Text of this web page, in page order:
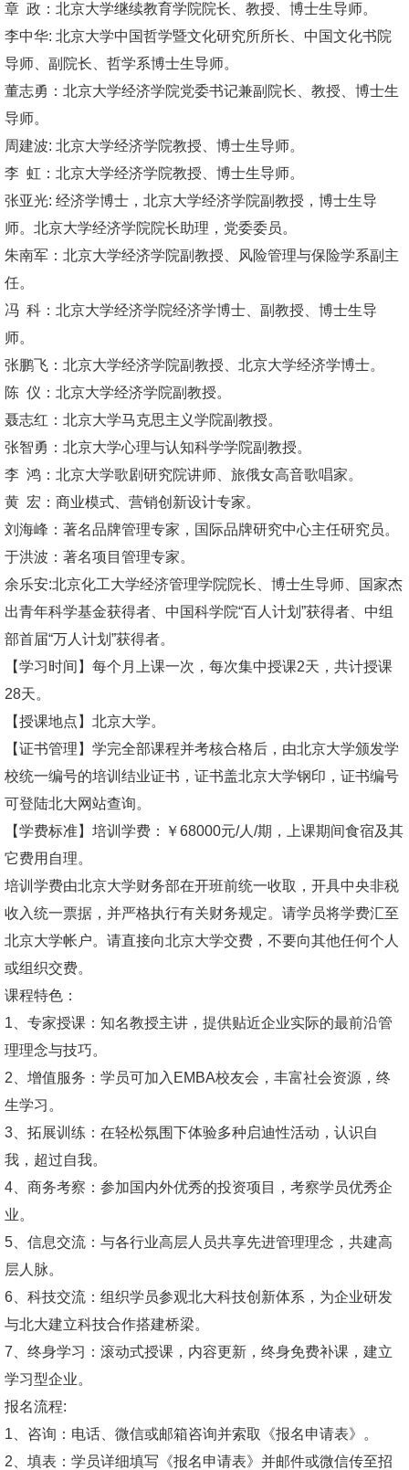
章 政：北京大学继续教育学院院长、教授、博士生导师。
李中华: 北京大学中国哲学暨文化研究所所长、中国文化书院
导师、副院长、哲学系博士生导师。
董志勇：北京大学经济学院党委书记兼副院长、教授、博士生
导师。
周建波: 北京大学经济学院教授、博士生导师。
李 虹：北京大学经济学院教授、博士生导师。
张亚光: 经济学博士，北京大学经济学院副教授，博士生导
师。北京大学经济学院院长助理，党委委员。
朱南军：北京大学经济学院副教授、风险管理与保险学系副主
任。
冯 科：北京大学经济学院经济学博士、副教授、博士生导
师。
张鹏飞：北京大学经济学院副教授、北京大学经济学博士。
陈 仪：北京大学经济学院副教授。
聂志红：北京大学马克思主义学院副教授。
张智勇：北京大学心理与认知科学学院副教授。
李 鸿：北京大学歌剧研究院讲师、旅俄女高音歌唱家。
黄 宏：商业模式、营销创新设计专家。
刘海峰：著名品牌管理专家，国际品牌研究中心主任研究员。
于洪波：著名项目管理专家。
余乐安:北京化工大学经济管理学院院长、博士生导师、国家杰
出青年科学基金获得者、中国科学院“百人计划”获得者、中组
部首届“万人计划”获得者。
【学习时间】每个月上课一次，每次集中授课2天，共计授课
28天。
【授课地点】北京大学。
【证书管理】学完全部课程并考核合格后，由北京大学颁发学
校统一编号的培训结业证书，证书盖北京大学钢印，证书编号
可登陆北大网站查询。
【学费标准】培训学费：￥68000元/人/期，上课期间食宿及其
它费用自理。
培训学费由北京大学财务部在开班前统一收取，开具中央非税
收入统一票据，并严格执行有关财务规定。请学员将学费汇至
北京大学帐户。请直接向北京大学交费，不要向其他任何个人
或组织交费。
课程特色：
1、专家授课：知名教授主讲，提供贴近企业实际的最前沿管
理理念与技巧。
2、增值服务：学员可加入EMBA校友会，丰富社会资源，终
生学习。
3、拓展训练：在轻松氛围下体验多种启迪性活动，认识自
我，超过自我。
4、商务考察：参加国内外优秀的投资项目，考察学员优秀企
业。
5、信息交流：与各行业高层人员共享先进管理理念，共建高
层人脉。
6、科技交流：组织学员参观北大科技创新体系，为企业研发
与北大建立科技合作搭建桥梁。
7、终身学习：滚动式授课，内容更新，终身免费补课，建立
学习型企业。
报名流程:
1、咨询：电话、微信或邮箱咨询并索取《报名申请表》。
2、填表：学员详细填写《报名申请表》并邮件或微信传至招